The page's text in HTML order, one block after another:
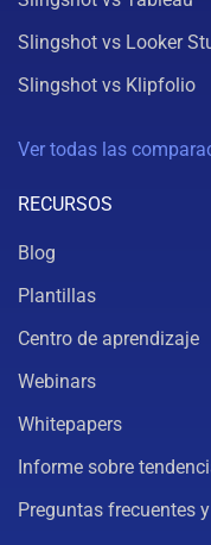
Slingshot vs Looker
Slingshot vs Klipfolio
Ver todas las
RECURSOS
Blog
Plantillas
Centro de aprendizaje
Webinars
Whitepapers
Informe sobre
Preguntas frecuentes